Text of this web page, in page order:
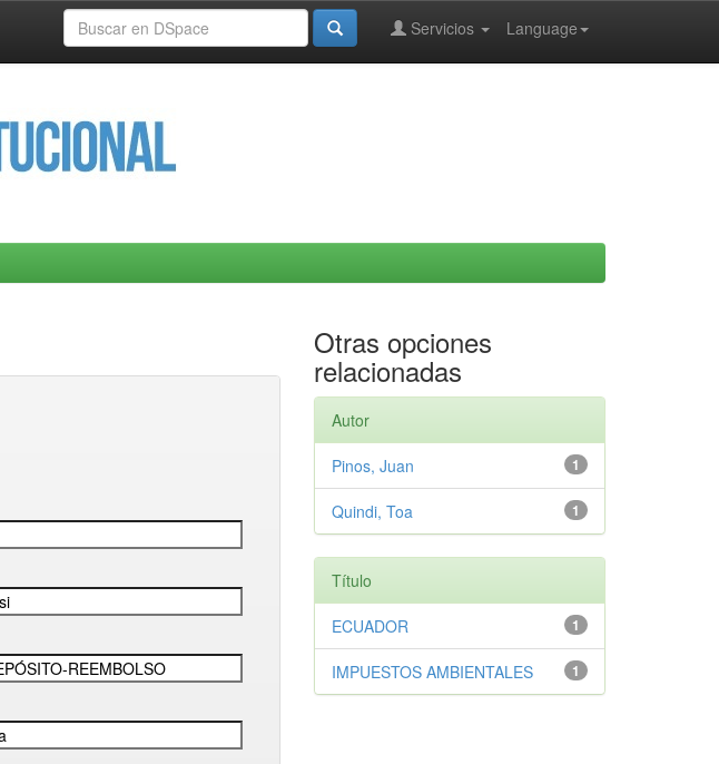
Language
Servicios
Otras opciones
relacionadas
Autor
1
Pinos, Juan
1
Quindi, Toa
Título
1
ECUADOR
1
IMPUESTOS AMBIENTALES